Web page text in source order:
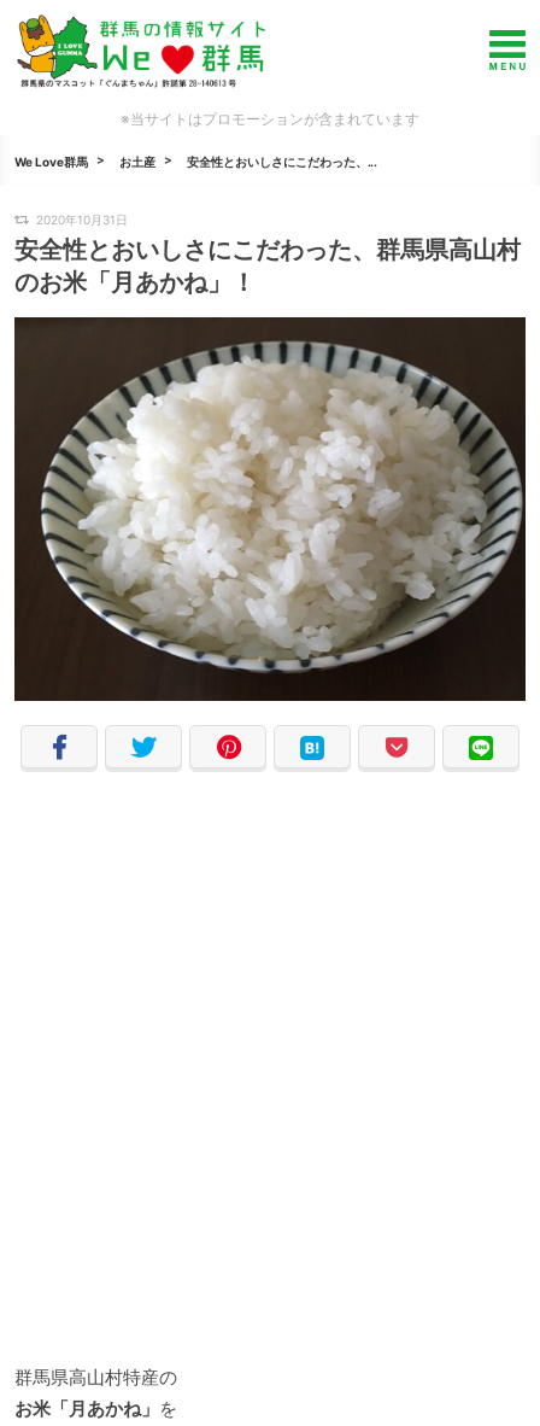
※当サイトはプロモーションが含まれています
We Love群馬 お土産 安全性とおいしさにこだわった、...
2020年10月31日
安全性とおいしさにこだわった、群馬県高山村
のお米「月あかね」！
群馬県高山村特産の
お米「月あかね」 を